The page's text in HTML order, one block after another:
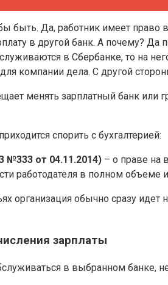
быть. Да, работник имеет право
в другой банк. А почему? Да
в Сбербанке, то на
компании дела. С другой
менять зарплатный банк
спорить с бухгалтерией:
№333 от 04.11.2014) – о праве на
работодателя в полном объеме
организация обычно сразу
зарплаты
в выбранном банке,